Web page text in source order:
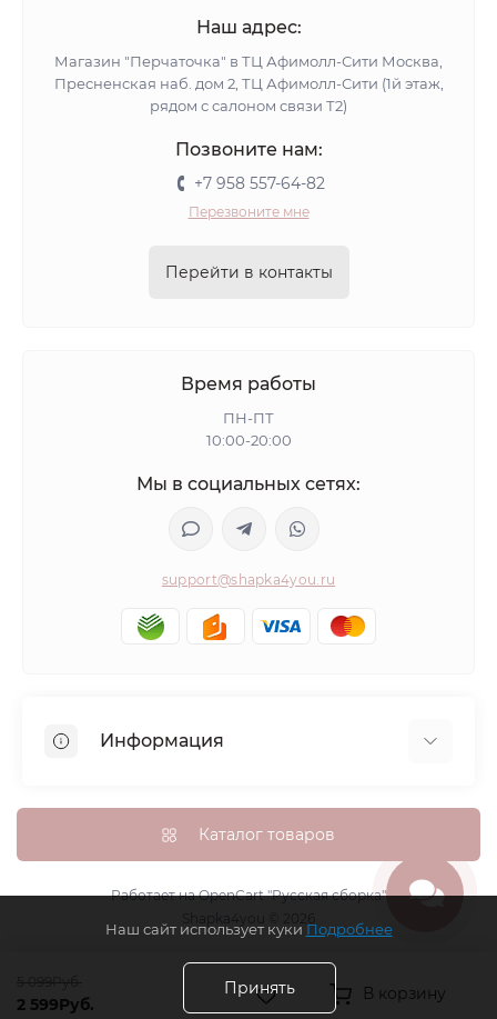
2 599Руб.
В корзину
Наш адрес:
Магазин "Перчаточка" в ТЦ Афимолл-Сити Москва,
Пресненская наб. дом 2, ТЦ Афимолл-Сити (1й этаж,
рядом с салоном связи Т2)
Позвоните нам:
+7 958 557-64-82
Перезвоните мне
Перейти в контакты
Время работы
ПН-ПТ
10:00-20:00
Мы в социальных сетях:
support@shapka4you.ru
Информация
Доставка, оплата и бонусные баллы
Гарантия возврата
Политика конфиденциальности
Контакты
Каталог товаров
Работает наOpenCart "Русская сборка"
Наш сайт использует куки Подробнее
Принять